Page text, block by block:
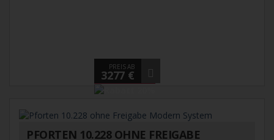
PREIS AB
3277 €
PFORTEN 10.228 OHNE FREIGABE